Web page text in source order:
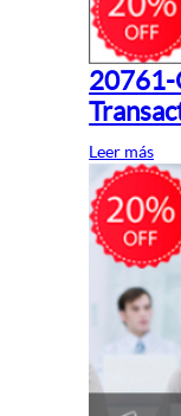
20761-
Leer más